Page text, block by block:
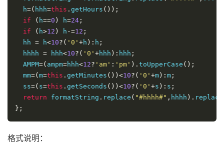
  h
=( hhh=this . getHours ());
if
( h==0 ) h=24 ;
if
( h>12 ) h -=12 ;
  hh
= h<10?( '0' +h ): h ;
  hhhh
= hhh<10?( '0' +hhh ): hhh ;
  AMPM
=( ampm=hhh<12? 'am' : 'pm' ). toUpperCase ();
  mm
=(m=this . getMinutes ())<10?( '0' +m): m ;
  ss
=( s=this . getSeconds ())<10?( '0' +s ): s ;
return formatString . replace ( "#hhhh#" , hhhh ). replace
};
格式说明：